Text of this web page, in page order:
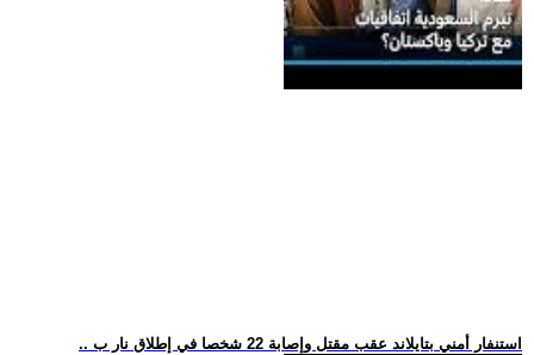
.. استنفار أمني بتايلاند عقب مقتل وإصابة 22 شخصا في إطلاق نار ب